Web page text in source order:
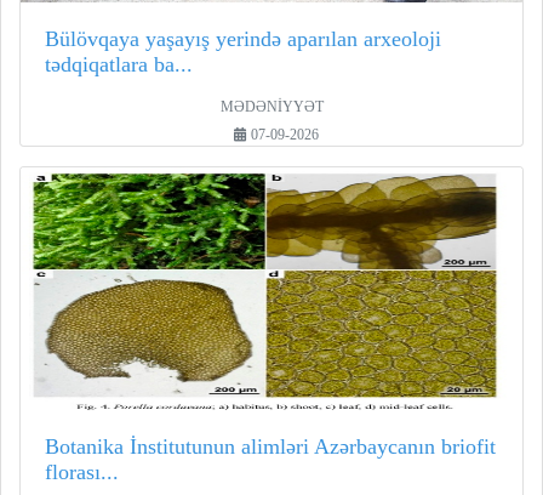
Bülövqaya yaşayış yerində aparılan arxeoloji
tədqiqatlara ba...
MƏDƏNİYYƏT
07-09-2026
Botanika İnstitutunun alimləri Azərbaycanın briofit
florası...